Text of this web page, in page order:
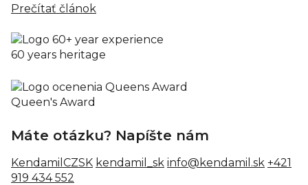
Prečítať článok
60 years heritage
Queen's Award
Máte otázku? Napíšte nám
KendamilCZSK kendamil_sk info@kendamil.sk +421
919 434 552